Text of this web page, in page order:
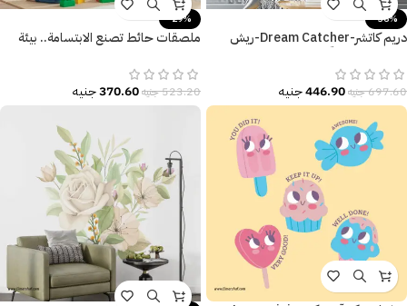
-36%
دريم كاتشر-Dream Catcher-ريش
697.60جنيه446.90جنيه
-29%
ملصقات حائط تصنع الابتسامة.. بيئة
523.20جنيه370.60جنيه